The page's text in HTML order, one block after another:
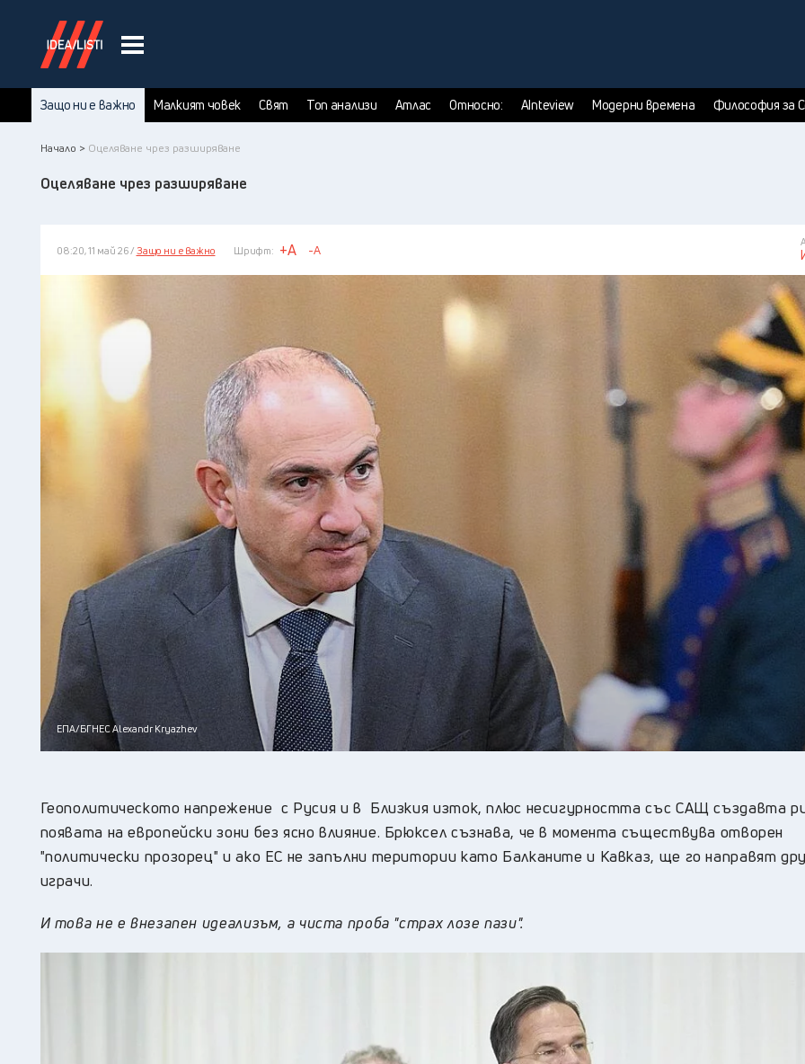
Защо ни е важно Малкият човек Свят Топ анализи Атлас Относно: AInteview Модерни времена Философия за
Начало > Оцеляване чрез разширяване
Оцеляване чрез разширяване
08:20, 11 май 26 / Защо ни е важно Шрифт: +A -A
ЕПА/БГНЕС Alexandr Kryazhev
Геополитическото напрежение с Русия и в Близкия изток, плюс несигурността със САЩ създавта
появата на европейски зони без ясно влияние. Брюксел съзнава, че в момента съществува отворен
"политически прозорец" и ако ЕС не запълни територии като Балканите и Кавказ, ще го направят
играчи.
И това не е внезапен идеализъм, а чиста проба "страх лозе пази".